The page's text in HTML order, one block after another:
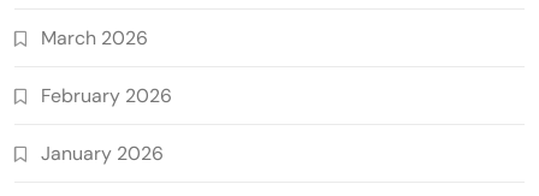
March 2026
February 2026
January 2026